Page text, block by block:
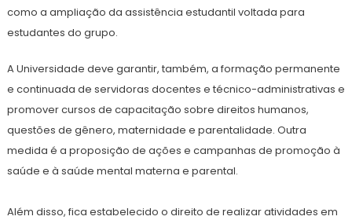
como a ampliação da assistência estudantil voltada para
estudantes do grupo.
A Universidade deve garantir, também, a formação permanente
e continuada de servidoras docentes e técnico-administrativas e
promover cursos de capacitação sobre direitos humanos,
questões de gênero, maternidade e parentalidade. Outra
medida é a proposição de ações e campanhas de promoção à
saúde e à saúde mental materna e parental.
Além disso, fica estabelecido o direito de realizar atividades em